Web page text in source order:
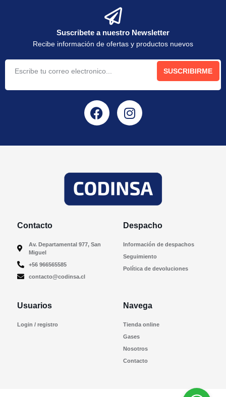
Suscribete a nuestro Newsletter
Recibe información de ofertas y productos nuevos
SUSCRIBIRME
Contacto
Av. Departamental 977, San
Miguel
+56 966565585
contacto@codinsa.cl
Despacho
Información de despachos
Seguimiento
Política de devoluciones
Usuarios
Login / registro
Navega
Tienda online
Gases
Nosotros
Contacto